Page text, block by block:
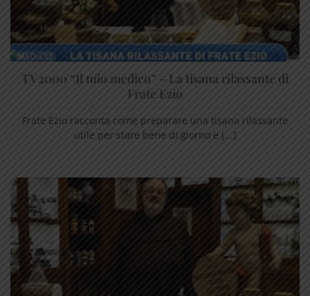
TV2000 “Il mio medico” – La tisana rilassante di
Frate Ezio
Frate Ezio racconta come preparare una tisana rilassante
utile per stare bene di giorno e [...]